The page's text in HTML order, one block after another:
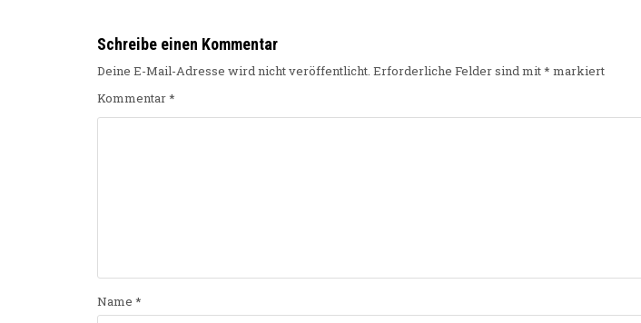
Schreibe einen Kommentar
Deine E-Mail-Adresse wird nicht veröffentlicht. Erforderliche Felder sind mit* markiert
Kommentar*
Name *